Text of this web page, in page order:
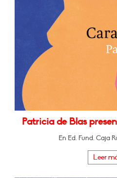
Patricia de Blas
En Ed. Fund. Caja
Leer